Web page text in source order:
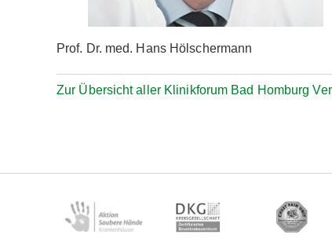
Prof. Dr. med. Hans Hölschermann
Zur Übersicht aller Klinikforum Bad Homburg